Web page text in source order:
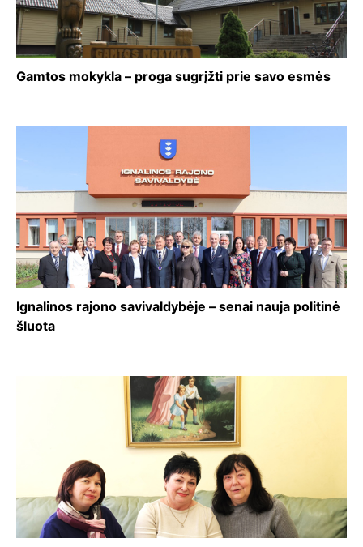
Gamtos mokykla – proga sugrįžti prie savo esmės
Ignalinos rajono savivaldybėje – senai nauja politinė
šluota